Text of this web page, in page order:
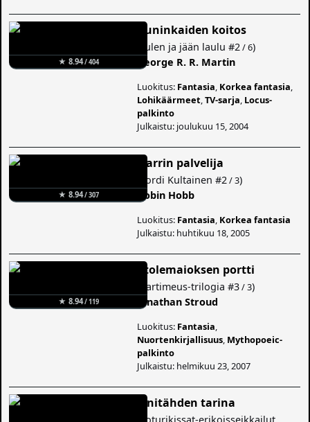
★ 8.94/ 404
Kuninkaiden koitos
Tulen ja jään laulu #2 / 6)
George R. R. Martin
Luokitus: Fantasia Korkea fantasia
Lohikäärmeet ,TV-sarja Locus-
palkinto
Julkaistu: joulukuu 15, 2004
★ 8.94/ 307
Narrin palvelija
Lordi Kultainen #2 / 3)
Robin Hobb
Luokitus: Fantasia Korkea fantasia
Julkaistu: huhtikuu 18, 2005
★ 8.94/ 119
Ptolemaioksen portti
Bartimeus-trilogia #3/ 3)
Jonathan Stroud
Luokitus: Fantasia
Nuortenkirjallisuus Mythopoeic-
palkinto
Julkaistu: helmikuu 23, 2007
Sinitähden tarina
Soturikissat-erikoisseikkailut